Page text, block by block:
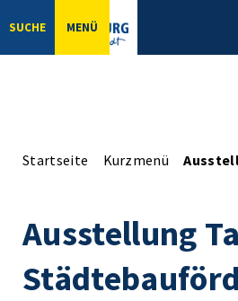
SUCHE MENÜ
Startseite Kurzmenü
Ausstellung